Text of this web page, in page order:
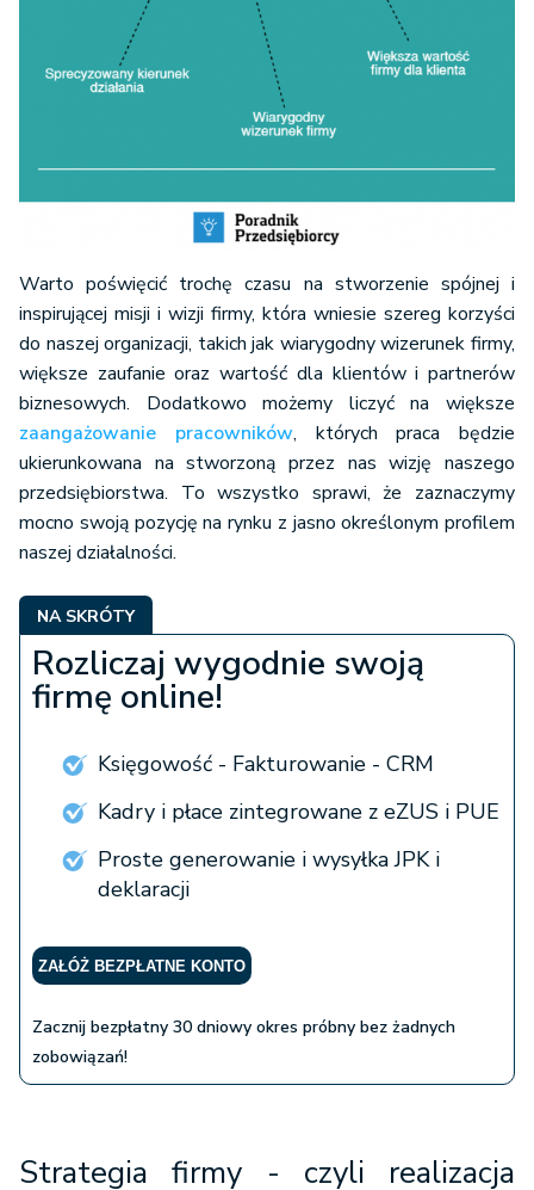
Warto poświęcić trochę czasu na stworzenie spójnej i
inspirującej misji i wizji firmy, która wniesie szereg korzyści
do naszej organizacji, takich jak wiarygodny wizerunek firmy,
większe zaufanie oraz wartość dla klientów i partnerów
biznesowych. Dodatkowo możemy liczyć na większe
zaangażowanie pracowników, których praca będzie
ukierunkowana na stworzoną przez nas wizję naszego
przedsiębiorstwa. To wszystko sprawi, że zaznaczymy
mocno swoją pozycję na rynku z jasno określonym profilem
naszej działalności.
NA SKRÓTY
Rozliczaj wygodnie swoją
firmę online!
Księgowość - Fakturowanie - CRM
Kadry i płace zintegrowane z eZUS i PUE
Proste generowanie i wysyłka JPK i
deklaracji
ZAŁÓŻ BEZPŁATNE KONTO
Zacznij bezpłatny 30 dniowy okres próbny bez żadnych
zobowiązań!
Strategia firmy - czyli realizacja